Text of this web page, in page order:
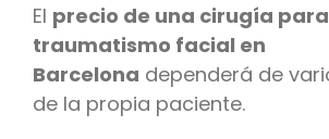
El precio de una cirugía
traumatismo facial en
Barcelona dependerá de
de la propia paciente.